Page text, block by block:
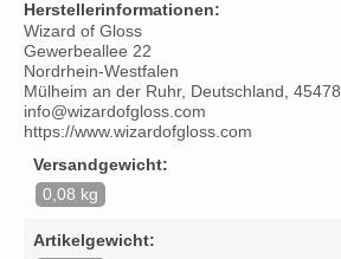
Herstellerinformationen:
Wizard of Gloss
Gewerbeallee 22
Nordrhein-Westfalen
Mülheim an der Ruhr, Deutschland, 45478
info@wizardofgloss.com
https://www.wizardofgloss.com
Versandgewicht:
0,08 kg
Artikelgewicht: